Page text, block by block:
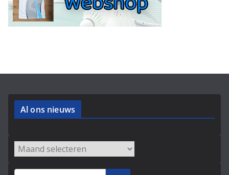
Al ons nieuws
Archieven